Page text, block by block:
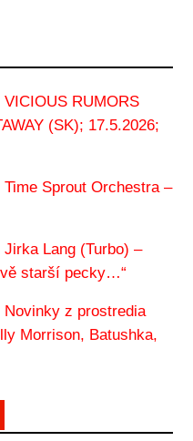
VICIOUS RUMORS
(SK); 17.5.2026;
Time Sprout Orchestra –
Jirka Lang (Turbo) –
starší pecky…“
Novinky z prostredia
Morrison, Batushka,